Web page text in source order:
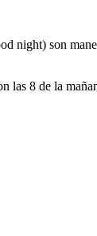
night) son
las 8 de la